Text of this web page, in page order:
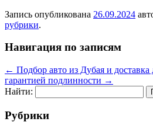
Запись опубликована 26.09.2024
рубрики.
Навигация по записям
← Подбор авто из Дубая и доставка
гарантией подлинности →
Найти:
Рубрики